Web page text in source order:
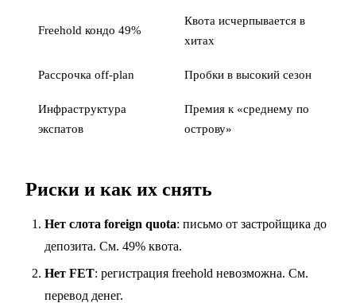
Freehold кондо 49%
Квота исчерпывается в
хитах
Рассрочка off-plan Пробки в высокий сезон
Инфраструктура
экспатов
Премия к «среднему по
острову»
Риски и как их снять
Нет слота foreign quota: письмо от застройщика до
депозита. См. 49% квота.
Нет FET: регистрация freehold невозможна. См.
перевод денег.